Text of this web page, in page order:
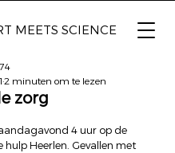
MEETS SCIENCE
zorg
2 minuten om te lezen
met NaN uit 5 sterren.
4 uur op de
hulp Heerlen. Gevallen met